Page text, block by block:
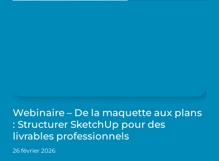
Webinaire – De la maquette aux plans
: Structurer SketchUp pour des
livrables professionnels
26 février 2026